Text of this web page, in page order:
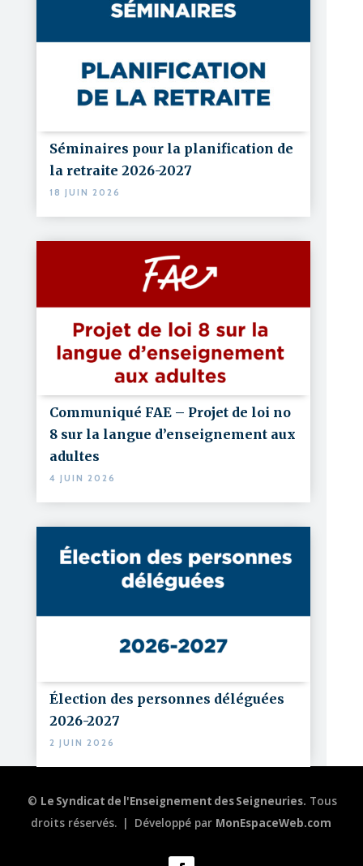
Séminaires pour la planification de
la retraite 2026-2027
18 JUIN 2026
Communiqué FAE – Projet de loi no
8 sur la langue d’enseignement aux
adultes
4 JUIN 2026
Élection des personnes déléguées
2026-2027
2 JUIN 2026
© Le Syndicat de l'Enseignement des Seigneuries. Tous
droits réservés.
Développé par MonEspaceWeb.com